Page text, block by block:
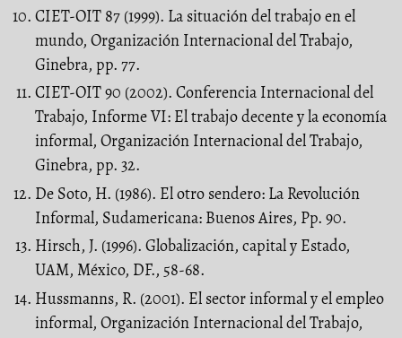
CIET-OIT 87 (1999). La situación del trabajo en el
mundo, Organización Internacional del Trabajo,
Ginebra, pp. 77.
CIET-OIT 90 (2002). Conferencia Internacional del
Trabajo, Informe VI: El trabajo decente y la economía
informal, Organización Internacional del Trabajo,
Ginebra, pp. 32.
De Soto, H. (1986). El otro sendero: La Revolución
Informal, Sudamericana: Buenos Aires, Pp. 90.
Hirsch, J. (1996). Globalización, capital y Estado,
UAM, México, DF., 58-68.
Hussmanns, R. (2001). El sector informal y el empleo
informal, Organización Internacional del Trabajo,